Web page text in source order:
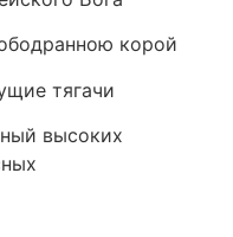
корой
тягачи
высоких